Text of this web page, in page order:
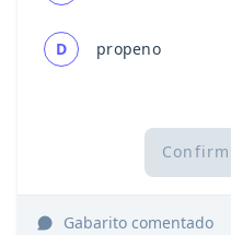
D propeno
Gabarito comentado